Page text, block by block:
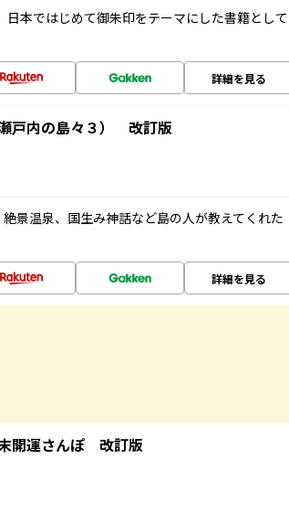
日本ではじめて御朱印をテーマにした書籍として
詳細を見る
内の島々３） 改訂版
景温泉、国生み神話など島の人が教えてくれた
詳細を見る
開運さんぽ 改訂版